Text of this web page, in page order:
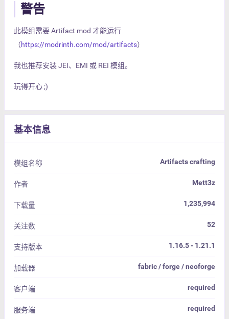
警告
此模组需要 Artifact mod 才能运行
（https://modrinth.com/mod/artifacts）
我也推荐安装 JEI、EMI 或 REI 模组。
玩得开心 ;)
基本信息
模组名称 Artifacts crafting
作者 Mett3z
下载量 1,235,994
关注数 52
支持版本 1.16.5 - 1.21.1
加载器 fabric / forge / neoforge
客户端 required
服务端 required